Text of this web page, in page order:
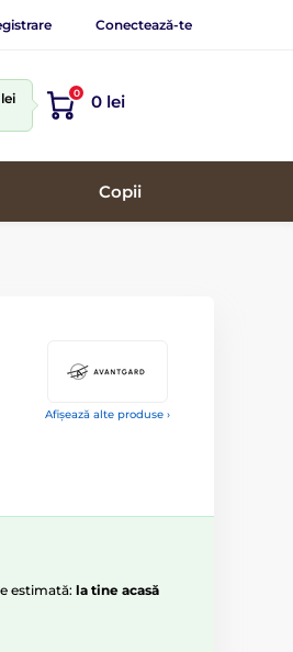
Conectează-te
0 0 lei
Copii
Afișează alte produse ›
estimată: la tine acasă